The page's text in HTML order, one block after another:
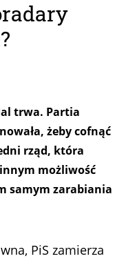
trwa. Partia
żeby cofnąć
rząd, która
możliwość
samym zarabiania
PiS zamierza